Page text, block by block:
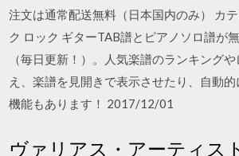
注文は通常配送無料（日本国内のみ） カ
ク ロック ギターTAB譜とピアノソロ譜が
（毎日更新！）。人気楽譜のランキング
え、楽譜を見開きで表示させたり、自動
機能もあります！ 2017/12/01
ヴァリアス・アーティス